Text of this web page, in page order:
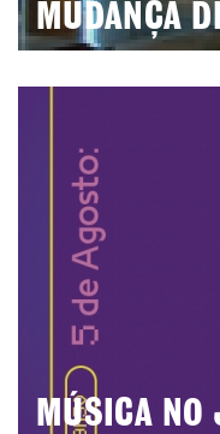
MUDANÇA
MÚSICA